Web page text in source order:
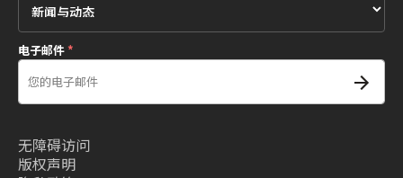
电子邮件*
无障碍访问
版权声明